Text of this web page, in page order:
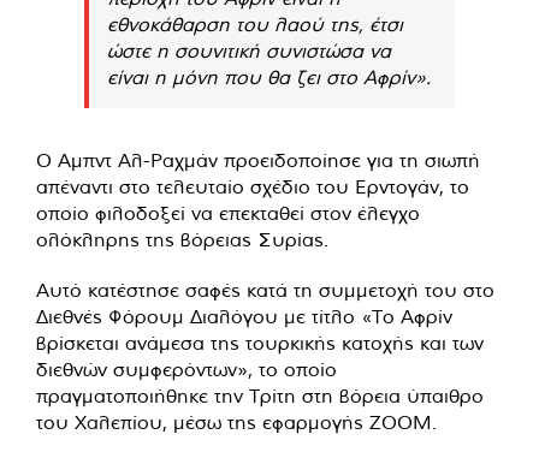
εθνοκάθαρση του λαού της, έτσι
ώστε η σουνιτική συνιστώσα να
είναι η μόνη που θα ζει στο Αφρίν».
Ο Αμπντ Αλ-Ραχμάν προειδοποίησε για τη σιωπή
απέναντι στο τελευταίο σχέδιο του Ερντογάν, το
οποίο φιλοδοξεί να επεκταθεί στον έλεγχο
ολόκληρης της βόρειας Συρίας.
Αυτό κατέστησε σαφές κατά τη συμμετοχή του στο
Διεθνές Φόρουμ Διαλόγου με τίτλο «Το Αφρίν
βρίσκεται ανάμεσα της τουρκικής κατοχής και των
διεθνών συμφερόντων», το οποίο
πραγματοποιήθηκε την Τρίτη στη βόρεια ύπαιθρο
του Χαλεπίου, μέσω της εφαρμογής ZOOM.